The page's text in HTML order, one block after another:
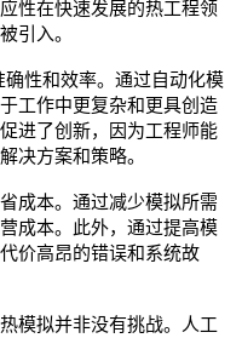
性在快速发展的热工程领
引入。
性和效率。通过自动化模
工作中更复杂和更具创造
进了创新，因为工程师能
决方案和策略。
成本。通过减少模拟所需
成本。此外，通过提高模
价高昂的错误和系统故
模拟并非没有挑战。人工